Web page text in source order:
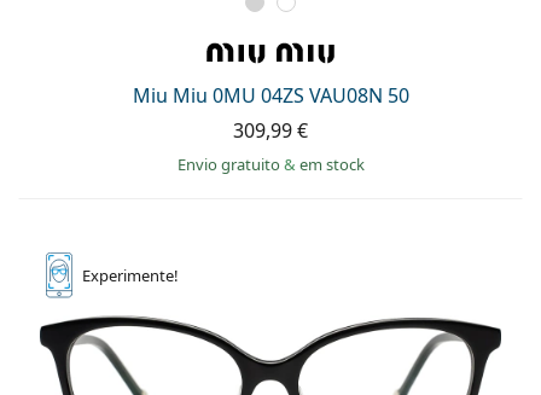
Miu Miu 0MU 04ZS VAU08N 50
309,99 €
Envio gratuito& em stock
Experimente!